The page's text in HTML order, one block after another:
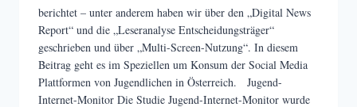
berichtet – unter anderem haben wir über den „Digital News
Report“ und die „Leseranalyse Entscheidungsträger“
geschrieben und über „Multi-Screen-Nutzung“. In diesem
Beitrag geht es im Speziellen um Konsum der Social Media
Plattformen von Jugendlichen in Österreich. Jugend-
Internet-Monitor Die Studie Jugend-Internet-Monitor wurde